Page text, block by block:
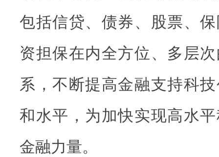
包括信贷、债券、股票、
资担保在内全方位、多层
系，不断提高金融支持科
和水平，为加快实现高水
金融力量。